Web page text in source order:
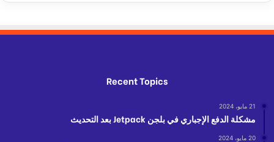
Recent Topics
21 مايو، 2024
مشكلة الدفع الإجباري في بلجن Jetpack بعد التحديث
20 مايو، 2024